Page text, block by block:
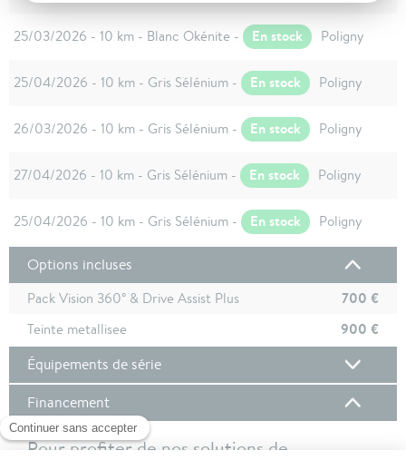
25/03/2026 - 10 km - Blanc Okénite - En stock Poligny
25/04/2026 - 10 km - Gris Sélénium - En stock Poligny
26/03/2026 - 10 km - Gris Sélénium - En stock Poligny
27/04/2026 - 10 km - Gris Sélénium - En stock Poligny
25/04/2026 - 10 km - Gris Sélénium - En stock Poligny
Options incluses
Pack Vision 360° & Drive Assist Plus 700 €
Teinte metallisee
900 €
Équipements de série
Financement
Pour profiter de nos solutions de